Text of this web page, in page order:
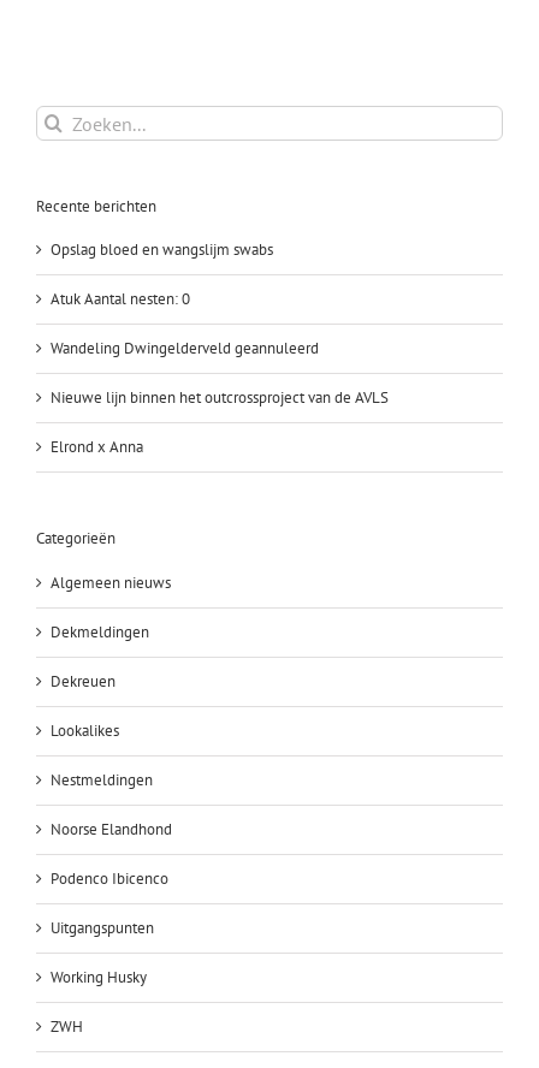
x
SWH
12-
Zoeken
naar:
Recente berichten
Opslag bloed en wangslijm swabs
Atuk Aantal nesten: 0
Wandeling Dwingelderveld geannuleerd
Nieuwe lijn binnen het outcrossproject van de AVLS
Elrond x Anna
Categorieën
Algemeen nieuws
Dekmeldingen
Dekreuen
Lookalikes
Nestmeldingen
Noorse Elandhond
Podenco Ibicenco
Uitgangspunten
Working Husky
ZWH